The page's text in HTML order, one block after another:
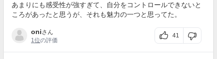
あまりにも感受性が強すぎて、自分をコントロールできないと
ころがあったと思うが、それも魅力の一つと思ってた。
oniさん
1位の評価
41